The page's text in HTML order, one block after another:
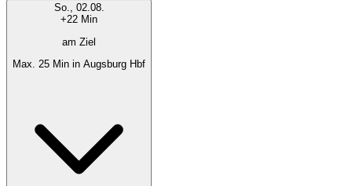
So., 02.08.
+22 Min
am Ziel
Max. 25 Min in Augsburg Hbf